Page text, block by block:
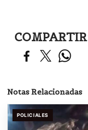
Notas Relacionadas
POLICIALES